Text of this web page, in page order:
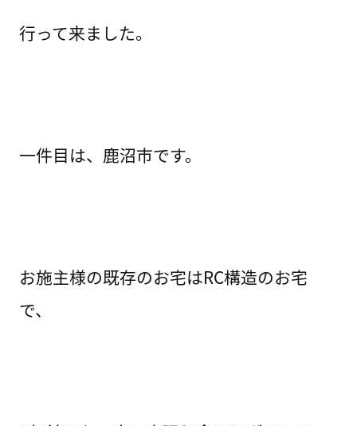
行って来ました。
一件目は、鹿沼市です。
お施主様の既存のお宅はRC構造のお宅
で、